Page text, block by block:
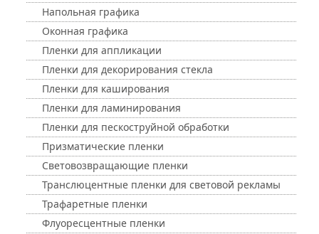
Напольная графика
Оконная графика
Пленки для аппликации
Пленки для декорирования стекла
Пленки для каширования
Пленки для ламинирования
Пленки для пескоструйной обработки
Призматические пленки
Световозвращающие пленки
Транслюцентные пленки для световой рекламы
Трафаретные пленки
Флуоресцентные пленки